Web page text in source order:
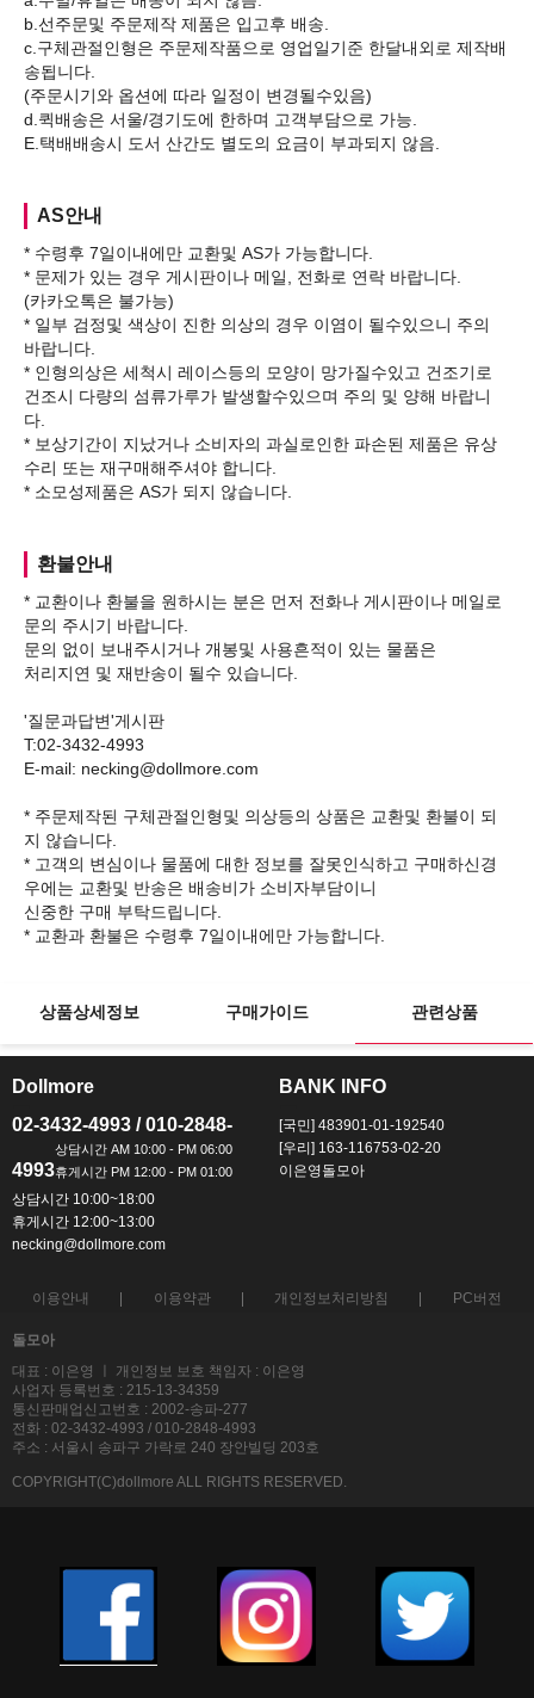
b.선주문및 주문제작 제품은 입고후 배송.
c.구체관절인형은 주문제작품으로 영업일기준 한달내외로 제작배
송됩니다.
(주문시기와 옵션에 따라 일정이 변경될수있음)
d.퀵배송은 서울/경기도에 한하며 고객부담으로 가능.
AS안내
* 수령후 7일이내에만 교환및 AS가 가능합니다.
* 문제가 있는 경우 게시판이나 메일, 전화로 연락 바랍니다.
(카카오톡은 불가능)
* 일부 검정및 색상이 진한 의상의 경우 이염이 될수있으니 주의
바랍니다.
* 인형의상은 세척시 레이스등의 모양이 망가질수있고 건조기로
건조시 다량의 섬류가루가 발생할수있으며 주의 및 양해 바랍니
다.
* 보상기간이 지났거나 소비자의 과실로인한 파손된 제품은 유상
수리 또는 재구매해주셔야 합니다.
환불안내
* 교환이나 환불을 원하시는 분은 먼저 전화나 게시판이나 메일로
문의 주시기 바랍니다.
문의 없이 보내주시거나 개봉및 사용흔적이 있는 물품은
처리지연 및 재반송이 될수 있습니다.
'질문과답변'게시판
T:02-3432-4993
E-mail: necking@dollmore.com
* 주문제작된 구체관절인형및 의상등의 상품은 교환및 환불이 되
지 않습니다.
* 고객의 변심이나 물품에 대한 정보를 잘못인식하고 구매하신경
우에는 교환및 반송은 배송비가 소비자부담이니
신중한 구매 부탁드립니다.
상품상세정보 구매가이드 관련상품
Dollmore
02-3432-4993 / 010-2848-
4993
상담시간 10:00~18:00
휴게시간 12:00~13:00
necking@dollmore.com
BANK INFO
[국민] 483901-01-192540
[우리] 163-116753-02-20
이은영돌모아
이용안내 이용약관 개인정보처리방침 PC버전
돌모아
대표 : 이은영 ㅣ 개인정보 보호 책임자 : 이은영
사업자 등록번호 : 215-13-34359
통신판매업신고번호 : 2002-송파-277
전화 : 02-3432-4993 / 010-2848-4993
주소 : 서울시 송파구 가락로 240 장안빌딩 203호
COPYRIGHT(C)dollmore ALL RIGHTS RESERVED.